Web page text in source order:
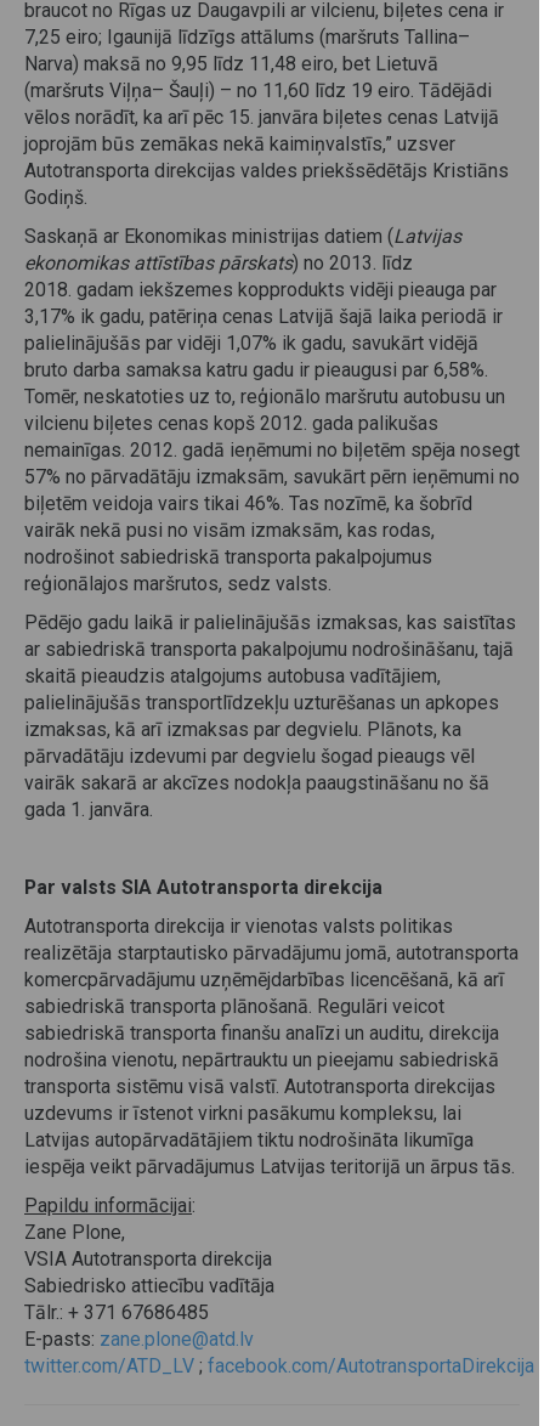
braucot no Rīgas uz Daugavpili ar vilcienu, biļetes cena ir
7,25 eiro; Igaunijā līdzīgs attālums (maršruts Tallina–
Narva) maksā no 9,95 līdz 11,48 eiro, bet Lietuvā
(maršruts Viļņa– Šauļi) – no 11,60 līdz 19 eiro. Tādējādi
vēlos norādīt, ka arī pēc 15. janvāra biļetes cenas Latvijā
joprojām būs zemākas nekā kaimiņvalstīs,” uzsver
Autotransporta direkcijas valdes priekšsēdētājs Kristiāns
Godiņš.
Saskaņā ar Ekonomikas ministrijas datiem (Latvijas
ekonomikas attīstības pārskats) no 2013. līdz
2018. gadam iekšzemes kopprodukts vidēji pieauga par
3,17% ik gadu, patēriņa cenas Latvijā šajā laika periodā ir
palielinājušās par vidēji 1,07% ik gadu, savukārt vidējā
bruto darba samaksa katru gadu ir pieaugusi par 6,58%.
Tomēr, neskatoties uz to, reģionālo maršrutu autobusu un
vilcienu biļetes cenas kopš 2012. gada palikušas
nemainīgas. 2012. gadā ieņēmumi no biļetēm spēja nosegt
57% no pārvadātāju izmaksām, savukārt pērn ieņēmumi no
biļetēm veidoja vairs tikai 46%. Tas nozīmē, ka šobrīd
vairāk nekā pusi no visām izmaksām, kas rodas,
nodrošinot sabiedriskā transporta pakalpojumus
reģionālajos maršrutos, sedz valsts.
Pēdējo gadu laikā ir palielinājušās izmaksas, kas saistītas
ar sabiedriskā transporta pakalpojumu nodrošināšanu, tajā
skaitā pieaudzis atalgojums autobusa vadītājiem,
palielinājušās transportlīdzekļu uzturēšanas un apkopes
izmaksas, kā arī izmaksas par degvielu. Plānots, ka
pārvadātāju izdevumi par degvielu šogad pieaugs vēl
vairāk sakarā ar akcīzes nodokļa paaugstināšanu no šā
gada 1. janvāra.
Par valsts SIA Autotransporta direkcija
Autotransporta direkcija ir vienotas valsts politikas
realizētāja starptautisko pārvadājumu jomā, autotransporta
komercpārvadājumu uzņēmējdarbības licencēšanā, kā arī
sabiedriskā transporta plānošanā. Regulāri veicot
sabiedriskā transporta finanšu analīzi un auditu, direkcija
nodrošina vienotu, nepārtrauktu un pieejamu sabiedriskā
transporta sistēmu visā valstī. Autotransporta direkcijas
uzdevums ir īstenot virkni pasākumu kompleksu, lai
Latvijas autopārvadātājiem tiktu nodrošināta likumīga
iespēja veikt pārvadājumus Latvijas teritorijā un ārpus tās.
Papildu informācijai:
Zane Plone,
VSIA Autotransporta direkcija
Sabiedrisko attiecību vadītāja
Tālr.: + 371 67686485
E-pasts: zane.plone@atd.lv
twitter.com/ATD_LV ; facebook.com/AutotransportaDirekcija